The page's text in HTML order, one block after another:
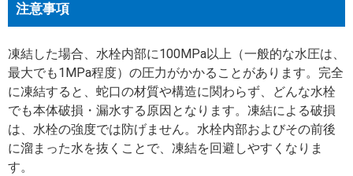
注意事項
凍結した場合、水栓内部に100MPa以上（一般的な水圧は、
最大でも1MPa程度）の圧力がかかることがあります。完全
に凍結すると、蛇口の材質や構造に関わらず、どんな水栓
でも本体破損・漏水する原因となります。凍結による破損
は、水栓の強度では防げません。水栓内部およびその前後
に溜まった水を抜くことで、凍結を回避しやすくなりま
す。